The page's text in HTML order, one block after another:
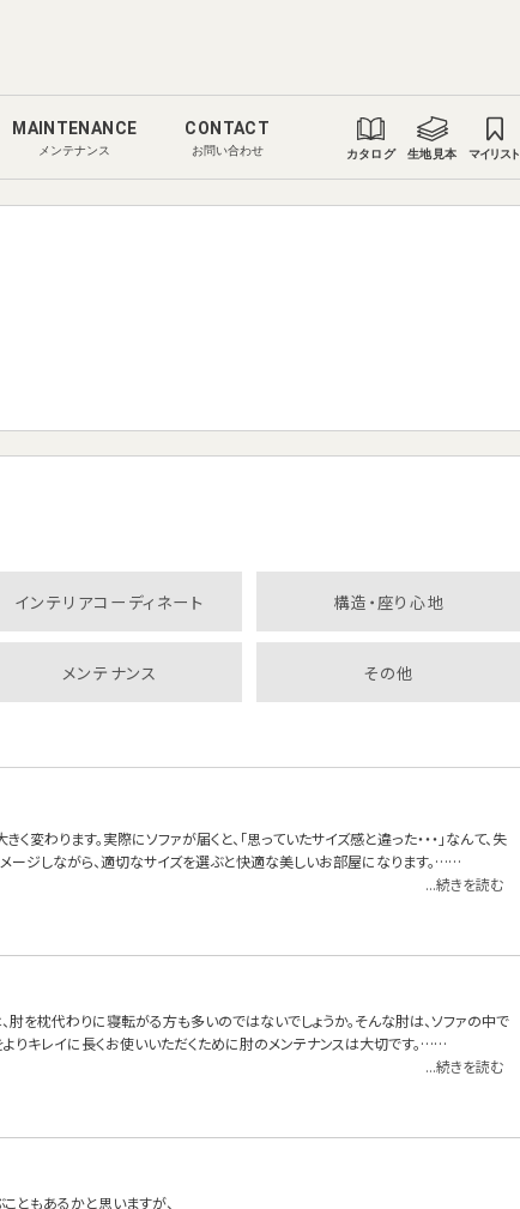
MAINTENANCE
メンテナンス
CONTACT
お問い合わせ カタログ 生地見本 マイリスト
インテリアコーディネート 構造・座り心地
メンテナンス その他
変わります。実際にソファが届くと、「思っていたサイズ感と違った・・・」なんて、失
ージしながら、適切なサイズを選ぶと快適な美しいお部屋になります。……
...続きを読む
肘を枕代わりに寝転がる方も多いのではないでしょうか。そんな肘は、ソファの中で
りキレイに長くお使いいただくために肘のメンテナンスは大切です。……
...続きを読む
ともあるかと思いますが、